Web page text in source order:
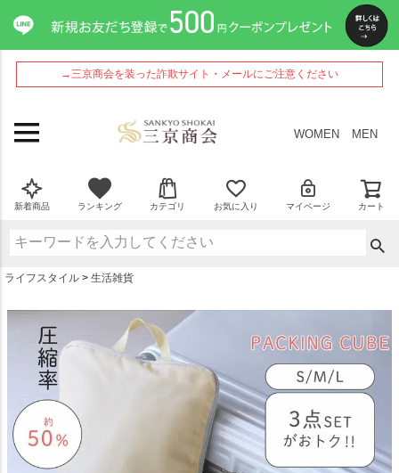
→三京商会を装った詐欺サイト・メールにご注意ください
WOMEN MEN
新着商品 ランキング カテゴリ お気に入り マイページ カート
ライフスタイル 生活雑貨
ペー
ジト
ップ
へ